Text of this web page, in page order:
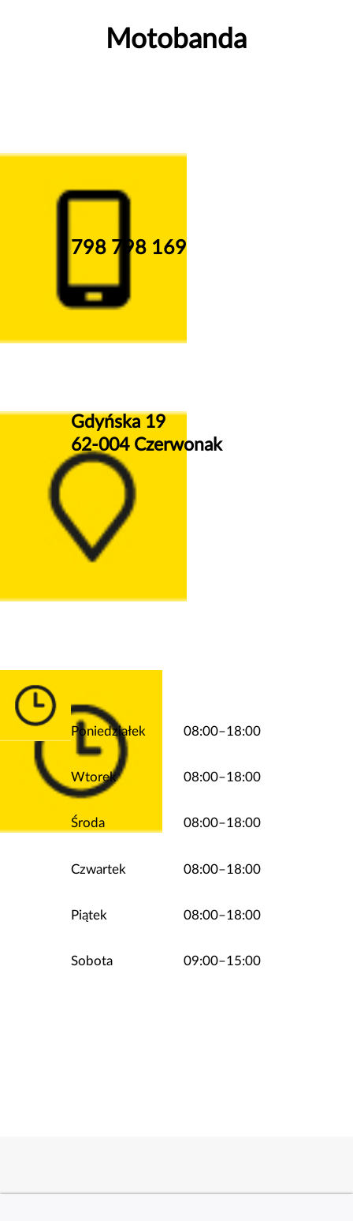
Motobanda
798 798 169
Gdyńska 19
62-004 Czerwonak
Poniedziałek 08:00–18:00
Wtorek 08:00–18:00
Środa 08:00–18:00
Czwartek 08:00–18:00
Piątek 08:00–18:00
Sobota 09:00–15:00